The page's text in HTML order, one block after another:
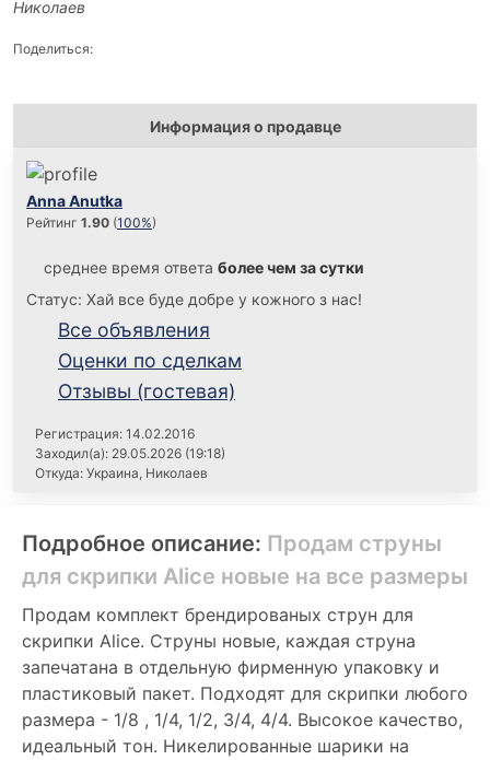
Николаев
Поделиться:
Информация о продавце
Anna Anutka
Рейтинг 1.90 (100%)
среднее время ответа более чем за сутки
Статус: Хай все буде добре у кожного з нас!
Все объявления
Оценки по сделкам
Отзывы (гостевая)
Регистрация: 14.02.2016
Заходил(а): 29.05.2026 (19:18)
Откуда: Украина, Николаев
Подробное описание: Продам струны
для скрипки Alice новые на все размеры
Продам комплект брендированых струн для
скрипки Alice. Струны новые, каждая струна
запечатана в отдельную фирменную упаковку и
пластиковый пакет. Подходят для скрипки любого
размера - 1/8 , 1/4, 1/2, 3/4, 4/4. Высокое качество,
идеальный тон. Никелированные шарики на